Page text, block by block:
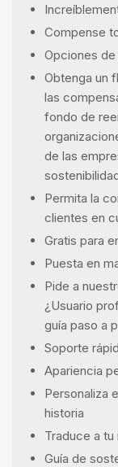
Compense
Opciones
Obtenga un
las
fondo de
de las
Permita la
clientes en
Gratis para
Puesta en
Pide a
¿Usuario
guía paso a
Soporte
Apariencia
Personaliza
historia
Traduce a tu
Guía de